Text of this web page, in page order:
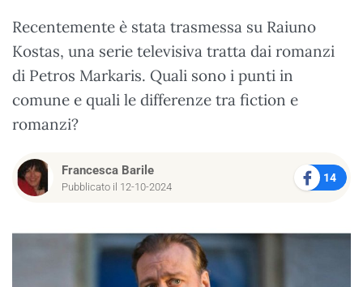
Recentemente è stata trasmessa su Raiuno
Kostas, una serie televisiva tratta dai romanzi
di Petros Markaris. Quali sono i punti in
comune e quali le differenze tra fiction e
romanzi?
Francesca Barile
Pubblicato il 12-10-2024
14